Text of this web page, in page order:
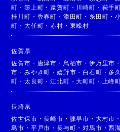
町 ・築上町 ・遠賀町 ・ 川崎町 ・ 鞍手
桂川町 ・ 香春町 ・ 添田町 ・ 糸田町 ・
町 ・大任町 ・赤村 ・ 東峰村
佐賀県
佐賀市 ・ 唐津市 ・ 鳥栖市 ・伊万里市
市 ・みやき町 ・嬉野市 ・ 白石町 ・ 多
町 ・太良町 ・江北町 ・大町町 ・ 上峰
長崎県
佐世保市 ・長崎市 ・ 諫早市 ・ 大村市
島市 ・ 平戸市 ・長与町 ・対馬市 ・西